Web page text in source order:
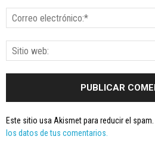
Este sitio usa Akismet para reducir el spam.
los datos de tus comentarios.